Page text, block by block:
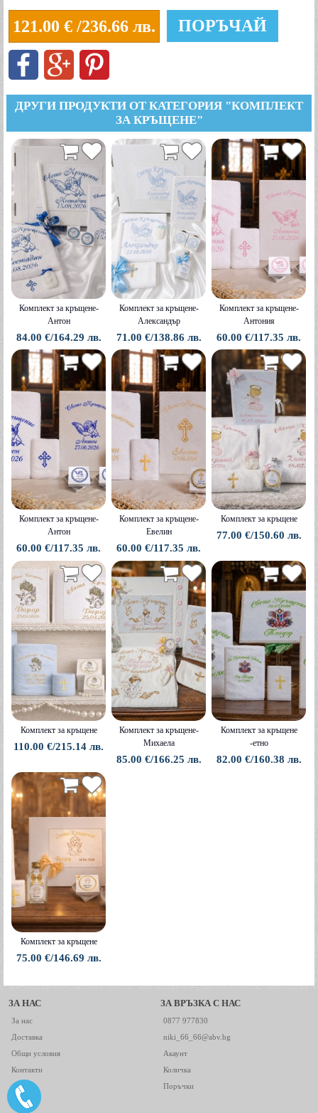
121.00 € /236.66 лв. ПОРЪЧАЙ
ДРУГИ ПРОДУКТИ ОТ КАТЕГОРИЯ "КОМПЛЕКТ
ЗА КРЪЩЕНЕ"
Комплект за кръщене-
Антон
84.00 €/164.29 лв.
Комплект за кръщене-
Александър
71.00 €/138.86 лв.
Комплект за кръщене-
Антония
60.00 €/117.35 лв.
Комплект за кръщене-
Антон
60.00 €/117.35 лв.
Комплект за кръщене-
Евелин
60.00 €/117.35 лв.
Комплект за кръщене
77.00 €/150.60 лв.
Комплект за кръщене
110.00 €/215.14 лв.
Комплект за кръщене-
Михаела
85.00 €/166.25 лв.
Комплект за кръщене
-етно
82.00 €/160.38 лв.
Комплект за кръщене
75.00 €/146.69 лв.
ЗА НАС
За нас
Доставка
Общи условия
Контакти
ЗА ВРЪЗКА С НАС
0877 977830
niki_66_66@abv.bg
Акаунт
Количка
Поръчки